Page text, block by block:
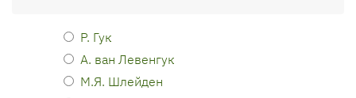
Р. Гук
А. ван Левенгук
М.Я. Шлейден